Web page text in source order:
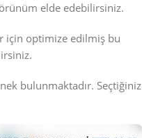
elde edebilirsiniz.
için optimize edilmiş bu
bulunmaktadır. Seçtiğiniz